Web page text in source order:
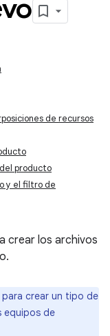
de recursos
producto
y el filtro de
crear los archivos
crear un tipo de
equipos de